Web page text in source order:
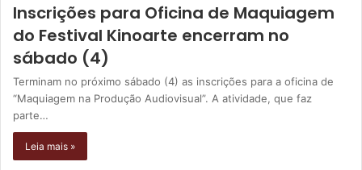
Inscrições para Oficina de Maquiagem
do Festival Kinoarte encerram no
sábado (4)
Terminam no próximo sábado (4) as inscrições para a oficina de
“Maquiagem na Produção Audiovisual”. A atividade, que faz
parte…
Leia mais »